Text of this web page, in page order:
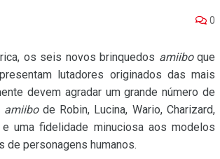
0
os seis novos brinquedos amiiboque
lutadores originados das mais
devem agradar um grande número de
amiibode Robin, Lucina, Wario, Charizard,
uma fidelidade minuciosa aos modelos
de personagens humanos.